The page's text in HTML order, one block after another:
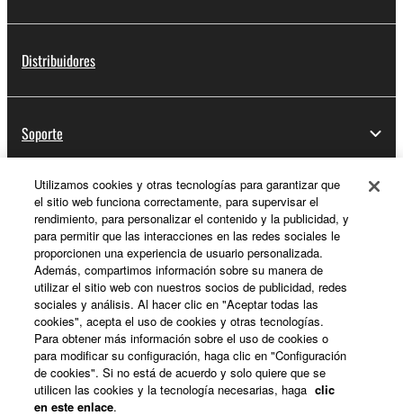
Distribuidores
Soporte
Registro de Yamaha Music ID
Acerca de Yamaha
España - Spanish
Empresa
Utilizamos cookies y otras tecnologías para garantizar que
el sitio web funciona correctamente, para supervisar el
rendimiento, para personalizar el contenido y la publicidad, y
para permitir que las interacciones en las redes sociales le
proporcionen una experiencia de usuario personalizada.
Además, compartimos información sobre su manera de
utilizar el sitio web con nuestros socios de publicidad, redes
sociales y análisis. Al hacer clic en "Aceptar todas las
cookies", acepta el uso de cookies y otras tecnologías.
Para obtener más información sobre el uso de cookies o
para modificar su configuración, haga clic en "Configuración
de cookies". Si no está de acuerdo y solo quiere que se
utilicen las cookies y la tecnología necesarias, haga clic
en este enlace.